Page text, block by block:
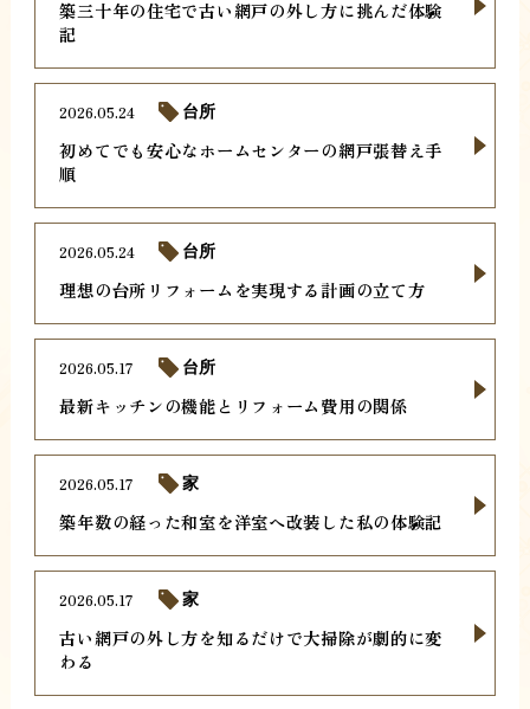
築三十年の住宅で古い網戸の外し方に挑んだ体験
記
初めてでも安心なホームセンターの網戸張替え手
順
2026.05.24 台所
理想の台所リフォームを実現する計画の立て方
2026.05.24 台所
最新キッチンの機能とリフォーム費用の関係
2026.05.17 台所
築年数の経った和室を洋室へ改装した私の体験記
2026.05.17 家
古い網戸の外し方を知るだけで大掃除が劇的に変
わる
2026.05.17 家